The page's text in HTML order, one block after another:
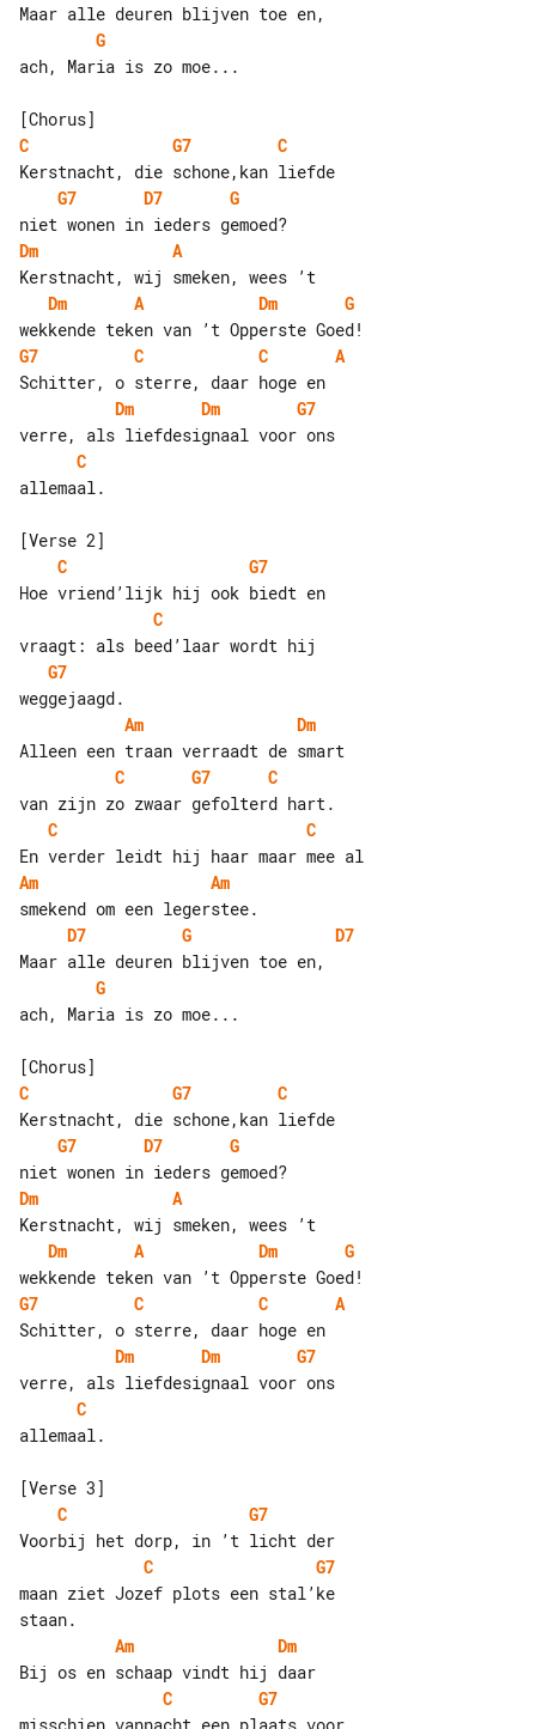
G
ach, Maria is zo moe...
C
G7
C
G7
D7
G
Dm
A
Dm
A Dm
G
G7
C C
A
Dm
Dm
G7
C
allemaal.
C
G7
C
G7
Am
Dm
C
G7
C
C
C
Am
Am
D7
G
D7
G
ach, Maria is zo moe...
C
G7
C
G7
D7
G
Dm
A
Dm
A Dm
G
G7
C C
A
Dm
Dm
G7
C
allemaal.
C
G7
C
G7
maan ziet Jozef plots een stal’ke
Am
Dm
C
G7